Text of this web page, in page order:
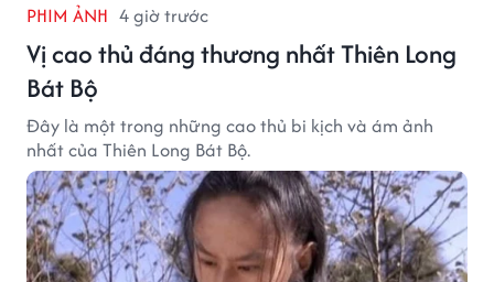
PHIM ẢNH 4 giờ trước
Vị cao thủ đáng thương nhất Thiên Long
Bát Bộ
Đây là một trong những cao thủ bi kịch và ám ảnh
nhất của Thiên Long Bát Bộ.